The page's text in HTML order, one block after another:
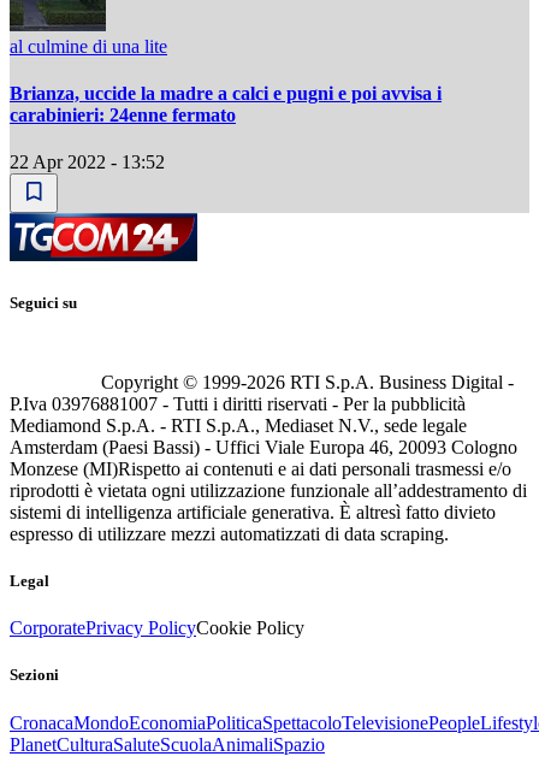
al culmine di una lite
Brianza, uccide la madre a calci e pugni e poi avvisa i
carabinieri: 24enne fermato
22 Apr 2022 - 13:52
Seguici su
Copyright © 1999-2026 RTI S.p.A. Business Digital -
P.Iva 03976881007 - Tutti i diritti riservati - Per la pubblicità
Mediamond S.p.A. - RTI S.p.A., Mediaset N.V., sede legale
Amsterdam (Paesi Bassi) - Uffici Viale Europa 46, 20093 Cologno
Monzese (MI)Rispetto ai contenuti e ai dati personali trasmessi e/o
riprodotti è vietata ogni utilizzazione funzionale all’addestramento di
sistemi di intelligenza artificiale generativa. È altresì fatto divieto
espresso di utilizzare mezzi automatizzati di data scraping.
Legal
CorporatePrivacy PolicyCookie Policy
Sezioni
CronacaMondoEconomiaPoliticaSpettacoloTelevisionePeople
PlanetCulturaSaluteScuolaAnimaliSpazio